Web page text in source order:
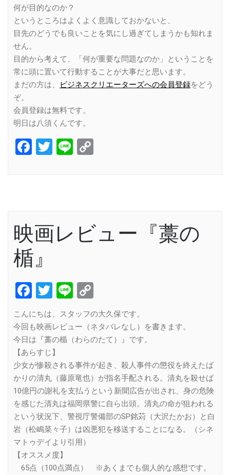
何が目的なのか？
というところはよくよく意識しておかないと、
目先のどうでも良いことを気にし過ぎてしまうかも知れま
せん。
目的から考えて、「何が重要な問題なのか」ということを
常に頭に置いて行動することが大事だと思います。
まだの方は、
ビジネスクリエーターズへの会員登録をどう
ぞ。
会員登録は無料です。
明日は八須くんです。
Facebook
Twitter
Line
映画レビュー『藁の
楯』
Facebook
Twitter
Line
Link
こんにちは、スタッフの大久保です。
今回も映画レビュー（ネタバレなし）を書きます。
今日は『藁の楯（わらのたて）』です。
【あらすじ】
少女が惨殺される事件が起き、殺人事件の懲役を終えたば
かりの清丸（藤原竜也）が指名手配される。清丸を殺せば
10億円の謝礼を支払うという新聞広告が出され、身の危険
を感じた清丸は福岡県警に自ら出頭。清丸の命が狙われる
という状況下、警視庁警備部のSP銘苅（大沢たかお）と白
岩（松嶋菜々子）は凶悪犯を移送することになる。（シネ
マトゥデイより引用）
【オススメ度】
65点（100点満点） ※あくまでも個人的な感想です。